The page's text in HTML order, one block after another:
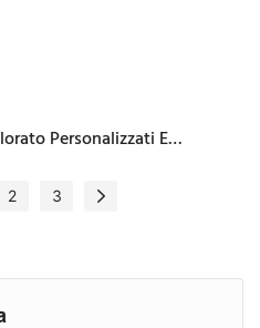
Personalizzati E
2 3